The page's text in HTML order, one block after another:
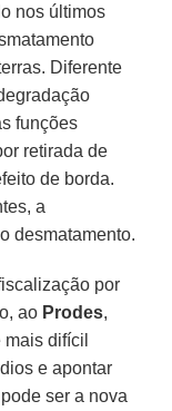
nos últimos
Diferente
funções
retirada de
de borda.
a
desmatamento.
por
ao Prodes,
difícil
e apontar
ser a nova